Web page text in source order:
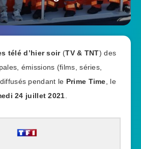
télé d’hier soir (TV & TNT) des
émissions (films, séries,
pendant le Prime Time , le
24 juillet 2021